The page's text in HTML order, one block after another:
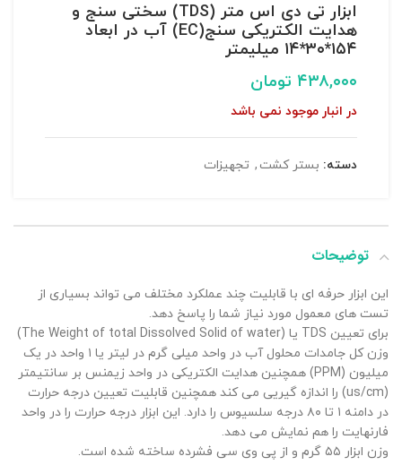
ابزار تی دی اس متر (TDS) سختی سنج و
هدایت الکتریکی سنج(EC) آب در ابعاد
۱۵۴*۳۰*۱۴ میلیمتر
۴۳۸,۰۰۰ تومان
در انبار موجود نمی باشد
دسته: بستر کشت , تجهیزات
توضیحات
این ابزار حرفه ای با قابلیت چند عملکرد مختلف می تواند بسیاری از
تست های معمول مورد نیاز شما را پاسخ دهد.
برای تعیین TDS یا (The Weight of total Dissolved Solid of water)
وزن کل جامدات محلول آب در واحد میلی گرم در لیتر یا ۱ واحد در یک
میلیون (PPM) همچنین هدایت الکتریکی در واحد زیمنس بر سانتیمتر
(us/cm) را اندازه گیریی می کند همچنین قابلیت تعیین درجه حرارت
در دامنه ۱ تا ۸۰ درجه سلسیوس را دارد. این ابزار درجه حرارت را در واحد
فارنهایت را هم نمایش می دهد.
وزن ابزار ۵۵ گرم و از پی وی سی فشرده ساخته شده است.